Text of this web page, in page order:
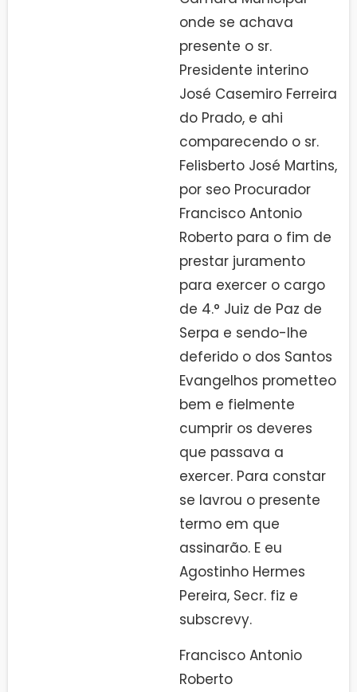
onde se achava
presente o sr.
Presidente interino
José Casemiro Ferreira
do Prado, e ahi
comparecendo o sr.
Felisberto José Martins,
por seo Procurador
Francisco Antonio
Roberto para o fim de
prestar juramento
para exercer o cargo
de 4.° Juiz de Paz de
Serpa e sendo-lhe
deferido o dos Santos
Evangelhos prometteo
bem e fielmente
cumprir os deveres
que passava a
exercer. Para constar
se lavrou o presente
termo em que
assinarão. E eu
Agostinho Hermes
Pereira, Secr. fiz e
subscrevy.
Francisco Antonio
Roberto